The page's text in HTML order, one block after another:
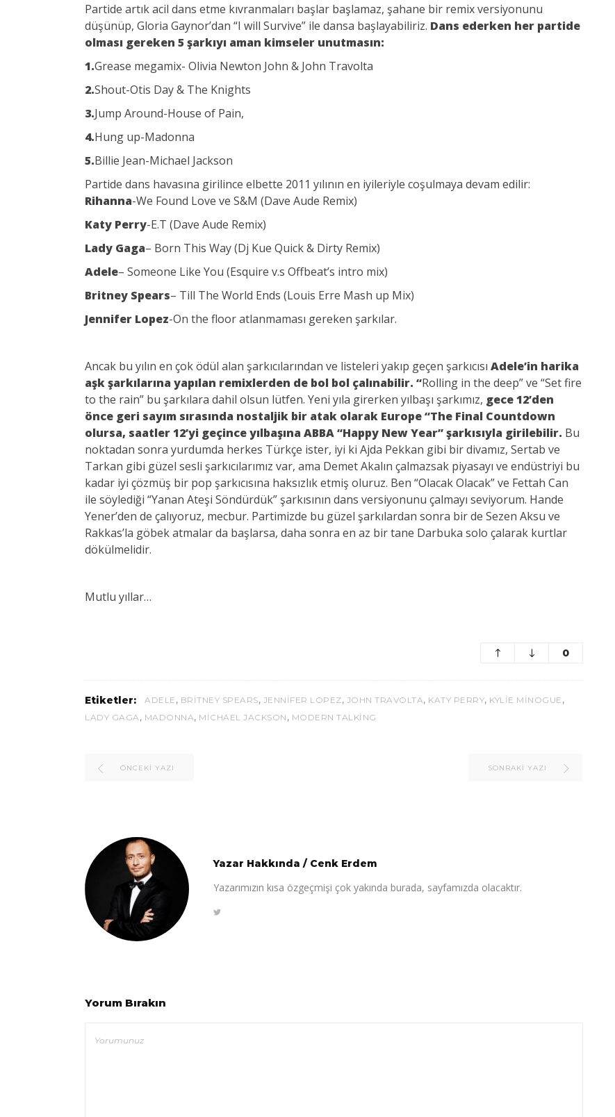
Partide artık acil dans etme kıvranmaları başlar başlamaz, şahane bir remix versiyonunu
düşünüp, Gloria Gaynor’dan “I will Survive” ile dansa başlayabiliriz. Dans ederken her partide
olması gereken 5 şarkıyı aman kimseler unutmasın:
1.Grease megamix- Olivia Newton John & John Travolta
2.Shout-Otis Day & The Knights
3.Jump Around-House of Pain,
4.Hung up-Madonna
5.Billie Jean-Michael Jackson
Partide dans havasına girilince elbette 2011 yılının en iyileriyle coşulmaya devam edilir:
Rihanna-We Found Love ve S&M (Dave Aude Remix)
Katy Perry-E.T (Dave Aude Remix)
Lady Gaga– Born This Way (Dj Kue Quick & Dirty Remix)
Adele– Someone Like You (Esquire v.s Offbeat’s intro mix)
Britney Spears– Till The World Ends (Louis Erre Mash up Mix)
Jennifer Lopez-On the floor atlanmaması gereken şarkılar.
Ancak bu yılın en çok ödül alan şarkıcılarından ve listeleri yakıp geçen şarkıcısı Adele’in harika
aşk şarkılarına yapılan remixlerden de bol bol çalınabilir. “Rolling in the deep” ve “Set fire
to the rain” bu şarkılara dahil olsun lütfen. Yeni yıla girerken yılbaşı şarkımız, gece 12’den
önce geri sayım sırasında nostaljik bir atak olarak Europe “The Final Countdown
olursa, saatler 12’yi geçince yılbaşına ABBA “Happy New Year” şarkısıyla girilebilir. Bu
noktadan sonra yurdumda herkes Türkçe ister, iyi ki Ajda Pekkan gibi bir divamız, Sertab ve
Tarkan gibi güzel sesli şarkıcılarımız var, ama Demet Akalın çalmazsak piyasayı ve endüstriyi bu
kadar iyi çözmüş bir pop şarkıcısına haksızlık etmiş oluruz. Ben “Olacak Olacak” ve Fettah Can
ile söylediği “Yanan Ateşi Söndürdük” şarkısının dans versiyonunu çalmayı seviyorum. Hande
Yener’den de çalıyoruz, mecbur. Partimizde bu güzel şarkılardan sonra bir de Sezen Aksu ve
Rakkas’la göbek atmalar da başlarsa, daha sonra en az bir tane Darbuka solo çalarak kurtlar
dökülmelidir.
Mutlu yıllar…
0
Etiketler: ADELE , BRITNEY SPEARS, JENNIFER LOPEZ, JOHN TRAVOLTA, KATY PERRY, KYLIE MINOGUE ,
LADY GAGA , MADONNA, MICHAEL JACKSON , MODERN TALKING
ÖNCEKI YAZI SONRAKI YAZI
Yazar Hakkında / Cenk Erdem
Yazarımızın kısa özgeçmişi çok yakında burada, sayfamızda olacaktır.
Yorum Bırakın